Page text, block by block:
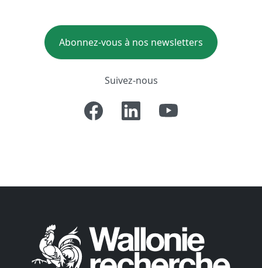
Abonnez-vous à nos newsletters
Suivez-nous